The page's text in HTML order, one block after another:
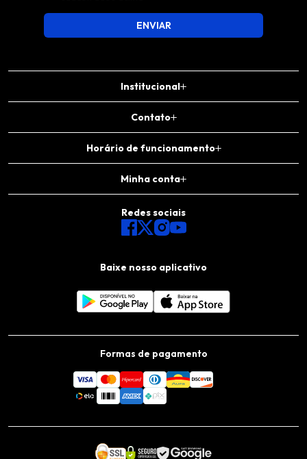
Institucional
Contato
Horário de funcionamento
Minha conta
Baixe nosso aplicativo
Redes sociais
ENVIAR
Formas de pagamento